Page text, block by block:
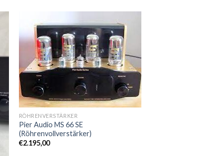
Zur
Wunschliste
RÖHRENVERSTÄRKER
Pier Audio MS 66 SE
(Röhrenvollverstärker)
€2.195,00